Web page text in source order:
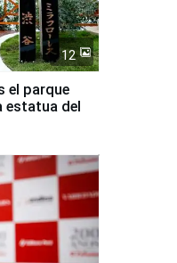
12
el parque
estatua del